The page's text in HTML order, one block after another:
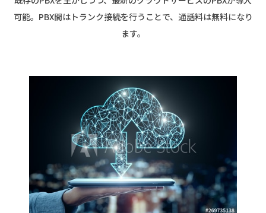
可能。PBX間はトランク接続を行うことで、通話料は無料になり
ます。